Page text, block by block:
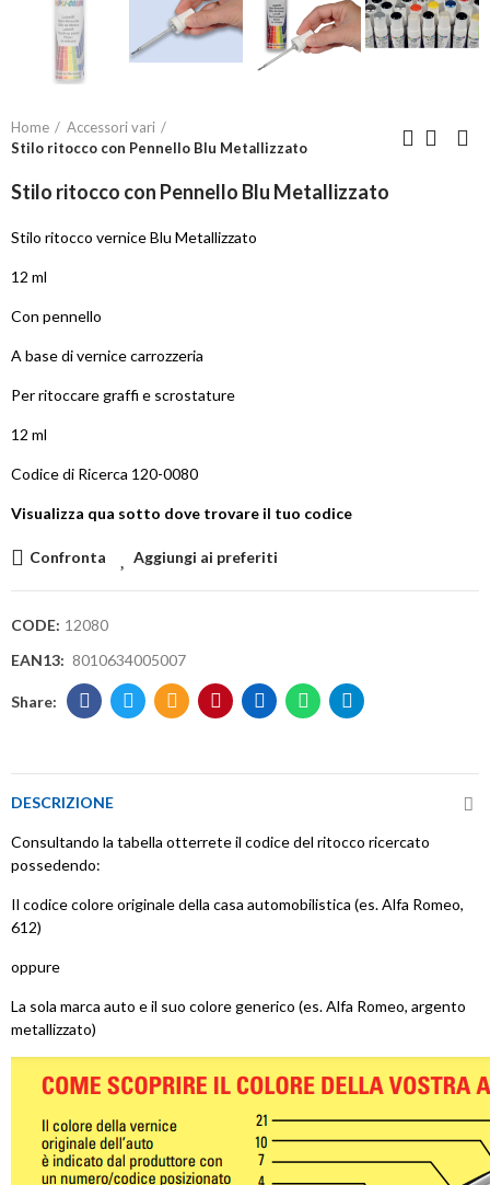
Home
Accessori vari
Stilo ritocco con Pennello Blu Metallizzato
Stilo ritocco con Pennello Blu Metallizzato
Stilo ritocco vernice Blu Metallizzato
12 ml
Con pennello
A base di vernice carrozzeria
Per ritoccare graffi e scrostature
12 ml
Codice di Ricerca 120-0080
Visualizza qua sotto dove trovare il tuo codice
Confronta Aggiungi ai preferiti
CODE: 12080
EAN13: 8010634005007
DESCRIZIONE
Consultando la tabella otterrete il codice del ritocco ricercato
possedendo:
Il codice colore originale della casa automobilistica (es. Alfa Romeo,
612)
oppure
La sola marca auto e il suo colore generico (es. Alfa Romeo, argento
metallizzato)